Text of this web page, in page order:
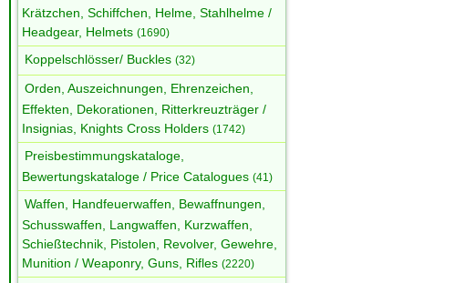
Krätzchen, Schiffchen, Helme, Stahlhelme /
Headgear, Helmets (1690)
Koppelschlösser/ Buckles (32)
Orden, Auszeichnungen, Ehrenzeichen,
Effekten, Dekorationen, Ritterkreuzträger /
Insignias, Knights Cross Holders (1742)
Preisbestimmungskataloge,
Bewertungskataloge / Price Catalogues (41)
Waffen, Handfeuerwaffen, Bewaffnungen,
Schusswaffen, Langwaffen, Kurzwaffen,
Schießtechnik, Pistolen, Revolver, Gewehre,
Munition / Weaponry, Guns, Rifles (2220)